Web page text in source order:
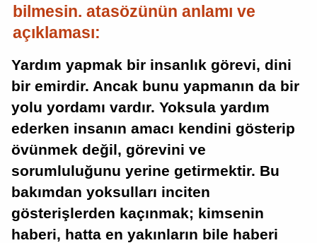
bilmesin. atasözünün anlamı ve
açıklaması:
Yardım yapmak bir insanlık görevi, dini
bir emirdir. Ancak bunu yapmanın da bir
yolu yordamı vardır. Yoksula yardım
ederken insanın amacı kendini gösterip
övünmek değil, görevini ve
sorumluluğunu yerine getirmektir. Bu
bakımdan yoksulları inciten
gösterişlerden kaçınmak; kimsenin
haberi, hatta en yakınların bile haberi